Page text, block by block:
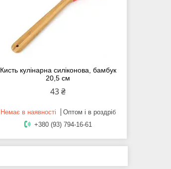
Кисть кулінарна силіконова, бамбук
20,5 см
43 ₴
Немає в наявності
Оптом і в роздріб
+380 (93) 794-16-61